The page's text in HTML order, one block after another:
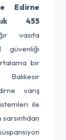
Edirne
455
vasıta
güvenliği
bir
varış
ile